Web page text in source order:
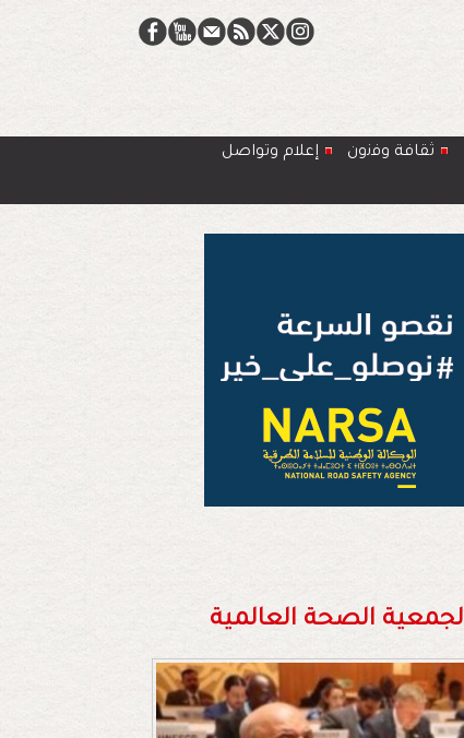
ﺛﻘﺎﻓﺔ وﻓﻧون
إعلام وتواصل